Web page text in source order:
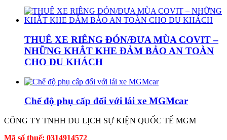
THUÊ XE RIÊNG ĐÓN/ĐƯA MÙA COVIT –
NHỮNG KHẮT KHE ĐẢM BẢO AN TOÀN
CHO DU KHÁCH
Chế độ phụ cấp đối với lái xe MGMcar
CÔNG TY TNHH DU LỊCH SỰ KIỆN QUỐC TẾ MGM
Mã số thuế: 0314914572